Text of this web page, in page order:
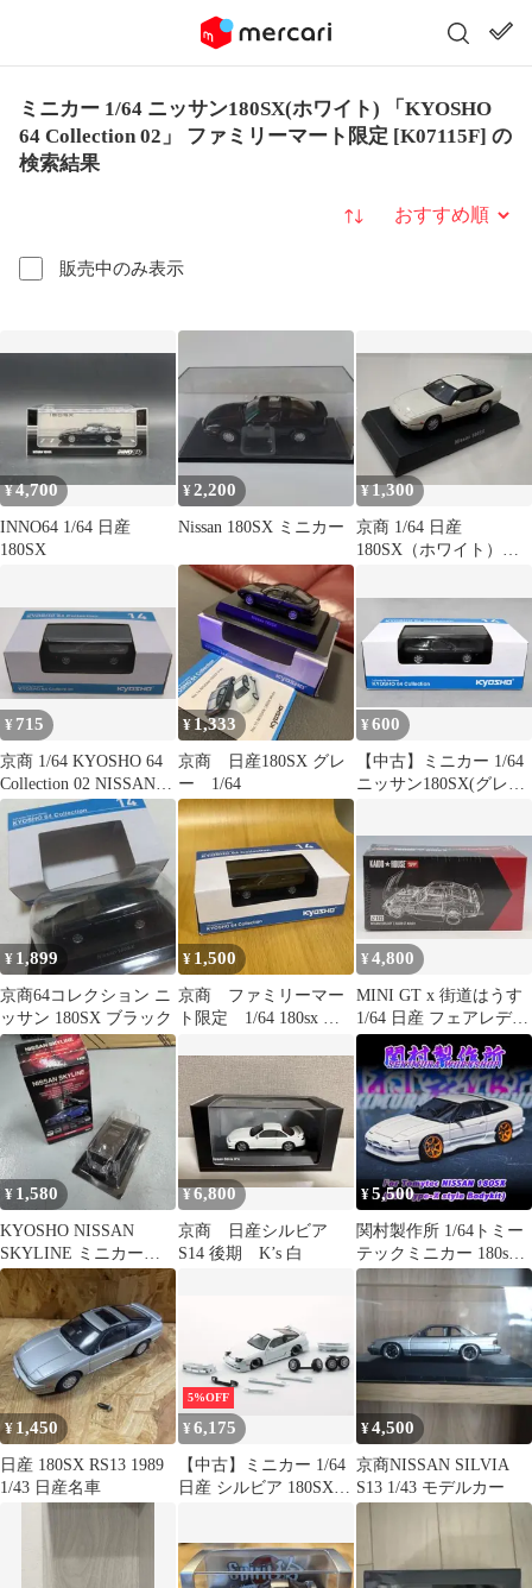
ミニカー 1/64 ニッサン180SX(ホワイト) 「KYOSHO
64 Collection 02」 ファミリーマート限定 [K07115F] の
検索結果
販売中のみ表示
並び替え
¥4,700
INNO64 1/64 日産
180SX
¥2,200
Nissan 180SX ミニカー
¥1,300
京商 1/64 日産
180SX（ホワイト）／
¥ 715
京商 1/64 KYOSHO 64
Collection 02 NISSAN
180SX/GRAY No.14
¥ 1,333
京商 日産180SX グレ
ー 1/64
¥600
【中古】ミニカー 1/64
ニッサン180SX(グレー)
リーマート限定
[K07115E]
¥ 1,899
京商64コレクション ニ
ッサン 180SX ブラック
¥ 1,500
京商 ファミリーマー
ト限定 1/64 180sx ブ
¥4,800
MINI GT x 街道はうす
1/64 日産 フェアレディ
Z アドバン S30
¥ 1,580
KYOSHO NISSAN
SKYLINE ミニカー
1/64
¥6,800
京商 日産シルビア
S14 後期 K’s 白
¥5,500
関村製作所 1/64トミー
テックミニカー 180sx
TypeX風 エアロ 白
¥ 1,450
日産 180SX RS13 1989
1/43 日産名車
5%OFF
¥6,175
【中古】ミニカー 1/64
日産 シルビア 180SX
¥4,500
京商NISSAN SILVIA
S13 1/43 モデルカー